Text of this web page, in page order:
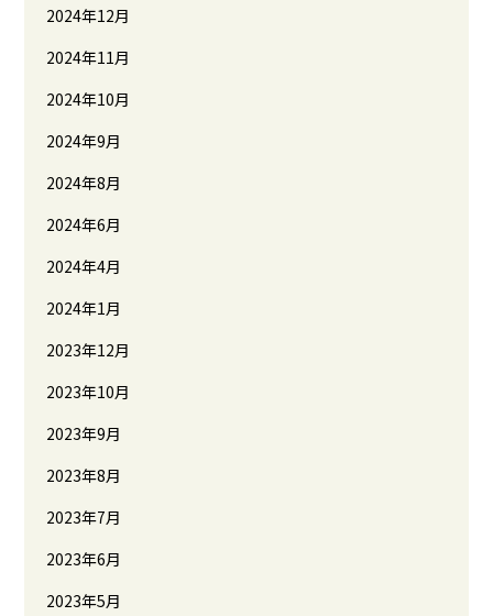
2024年12月
2024年11月
2024年10月
2024年9月
2024年8月
2024年6月
2024年4月
2024年1月
2023年12月
2023年10月
2023年9月
2023年8月
2023年7月
2023年6月
2023年5月